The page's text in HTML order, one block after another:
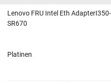
Lenovo FRU Intel Eth
SR670
Platinen